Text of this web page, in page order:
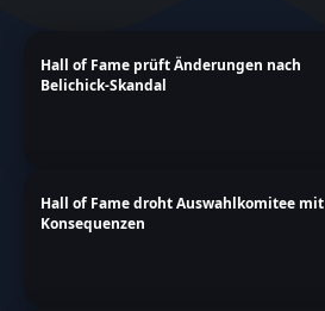
Hall of Fame prüft Änderungen nach
Belichick-Skandal
Hall of Fame droht Auswahlkomitee mit
Konsequenzen